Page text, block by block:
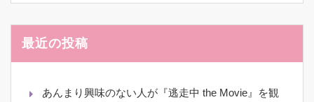
最近の投稿
あんまり興味のない人が『逃走中 the Movie』を観